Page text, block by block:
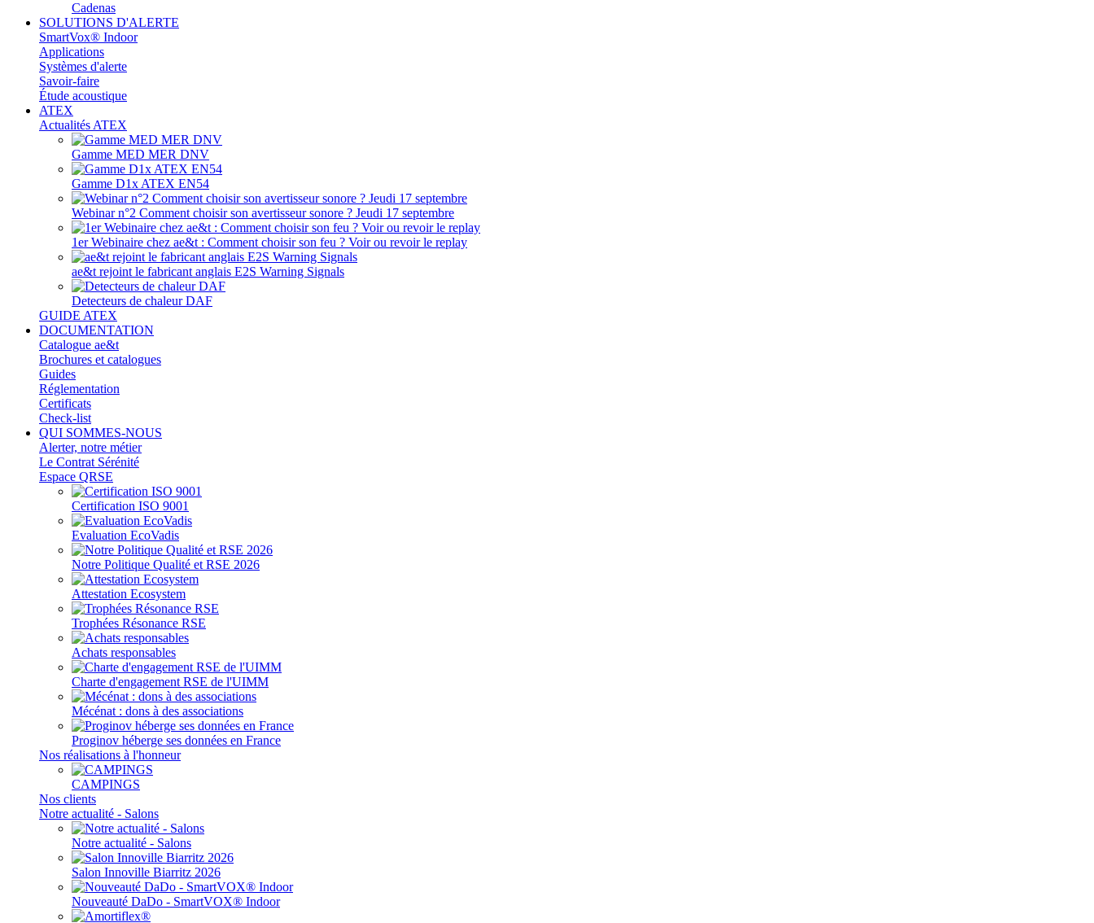
Cadenas
SOLUTIONS D'ALERTE
SmartVox® Indoor
Applications
Systèmes d'alerte
Savoir-faire
Étude acoustique
ATEX
Actualités ATEX
Gamme MED MER DNV
Gamme D1x ATEX EN54
Webinar n°2 Comment choisir son avertisseur sonore ? Jeudi 17 septembre
1er Webinaire chez ae&t : Comment choisir son feu ? Voir ou revoir le replay
ae&t rejoint le fabricant anglais E2S Warning Signals
Detecteurs de chaleur DAF
GUIDE ATEX
DOCUMENTATION
Catalogue ae&t
Brochures et catalogues
Guides
Réglementation
Certificats
Check-list
QUI SOMMES-NOUS
Alerter, notre métier
Le Contrat Sérénité
Espace QRSE
Certification ISO 9001
Evaluation EcoVadis
Notre Politique Qualité et RSE 2026
Attestation Ecosystem
Trophées Résonance RSE
Achats responsables
Charte d'engagement RSE de l'UIMM
Mécénat : dons à des associations
Proginov héberge ses données en France
Nos réalisations à l'honneur
CAMPINGS
Nos clients
Notre actualité - Salons
Notre actualité - Salons
Salon Innoville Biarritz 2026
Nouveauté DaDo - SmartVOX® Indoor